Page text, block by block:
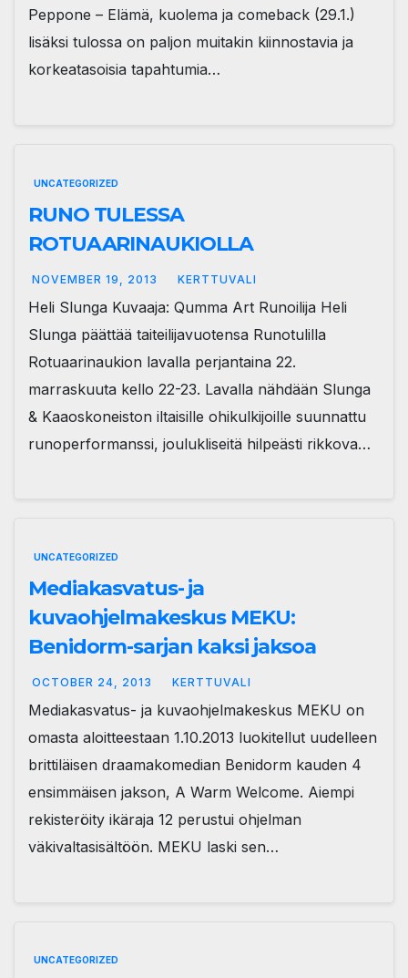
Peppone – Elämä, kuolema ja comeback (29.1.)
lisäksi tulossa on paljon muitakin kiinnostavia ja
korkeatasoisia tapahtumia…
UNCATEGORIZED
RUNO TULESSA
ROTUAARINAUKIOLLA
NOVEMBER 19, 2013 KERTTUVALI
Heli Slunga Kuvaaja: Qumma Art Runoilija Heli
Slunga päättää taiteilijavuotensa Runotulilla
Rotuaarinaukion lavalla perjantaina 22.
marraskuuta kello 22-23. Lavalla nähdään Slunga
& Kaaoskoneiston iltaisille ohikulkijoille suunnattu
runoperformanssi, joulukliseitä hilpeästi rikkova…
UNCATEGORIZED
Mediakasvatus- ja
kuvaohjelmakeskus MEKU:
Benidorm-sarjan kaksi jaksoa
OCTOBER 24, 2013 KERTTUVALI
Mediakasvatus- ja kuvaohjelmakeskus MEKU on
omasta aloitteestaan 1.10.2013 luokitellut uudelleen
brittiläisen draamakomedian Benidorm kauden 4
ensimmäisen jakson, A Warm Welcome. Aiempi
rekisteröity ikäraja 12 perustui ohjelman
väkivaltasisältöön. MEKU laski sen…
UNCATEGORIZED